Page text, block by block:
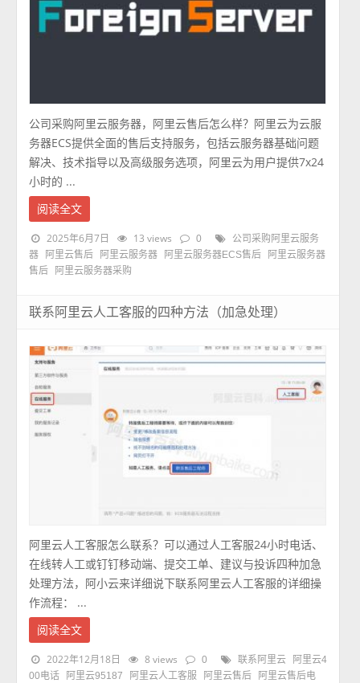
公司采购阿里云服务器，阿里云售后怎么样？阿里云为云服
务器ECS提供全面的售后支持服务，包括云服务器基础问题
解决、技术指导以及高级服务选项，阿里云为用户提供7x24
小时的 ...
阅读全文
2025年6月7日 13 views 0
公司采购阿里云服务
器
阿里云售后 阿里云服务器 阿里云服务器ECS售后
阿里云服务器
售后
阿里云服务器采购
联系阿里云人工客服的四种方法（加急处理）
阿里云人工客服怎么联系？可以通过人工客服24小时电话、
在线转人工或钉钉移动端、提交工单、建议与投诉四种加急
处理方法，阿小云来详细说下联系阿里云人工客服的详细操
作流程： ...
阅读全文
2022年12月18日 8 views 0 联系阿里云
阿里云4
00电话
阿里云95187 阿里云人工客服 阿里云售后 阿里云售后电